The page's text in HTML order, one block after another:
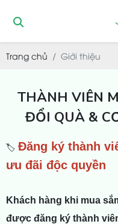
Trang chủ Giới thiệu
THÀNH VIÊN
ĐỔI QUÀ &
🏷️ Đăng ký thành
ưu đãi độc quyền
Khách hàng khi mua
được đăng ký thành